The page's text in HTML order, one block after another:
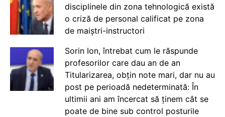
disciplinele din zona tehnologică există
o criză de personal calificat pe zona
de maiștri-instructori
Sorin Ion, întrebat cum le răspunde
profesorilor care dau an de an
Titularizarea, obțin note mari, dar nu au
post pe perioadă nedeterminată: În
ultimii ani am încercat să ținem cât se
poate de bine sub control posturile